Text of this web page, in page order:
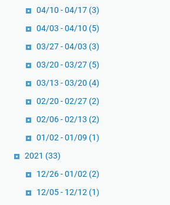
04/10 - 04/17 (3)
04/03 - 04/10 (5)
03/27 - 04/03 (3)
03/20 - 03/27 (5)
03/13 - 03/20 (4)
02/20 - 02/27 (2)
02/06 - 02/13 (2)
01/02 - 01/09 (1)
2021 (33)
12/26 - 01/02 (2)
12/05 - 12/12 (1)